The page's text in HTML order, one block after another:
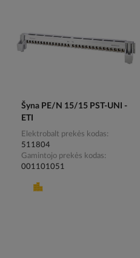
Šyna PE/N 15/15 PST-UNI -
ETI
Elektrobalt prekės kodas
511804
Gamintojo prekės kodas
001101051